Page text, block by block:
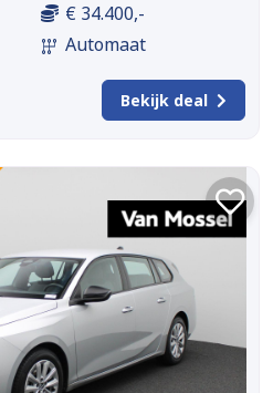
€ 34.400,-
Automaat
Bekijk deal